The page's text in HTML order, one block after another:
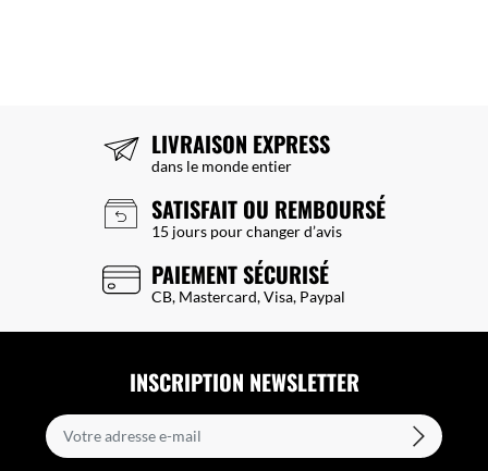
LIVRAISON EXPRESS
dans le monde entier
SATISFAIT OU REMBOURSÉ
15 jours pour changer d’avis
PAIEMENT SÉCURISÉ
CB, Mastercard, Visa, Paypal
INSCRIPTION NEWSLETTER